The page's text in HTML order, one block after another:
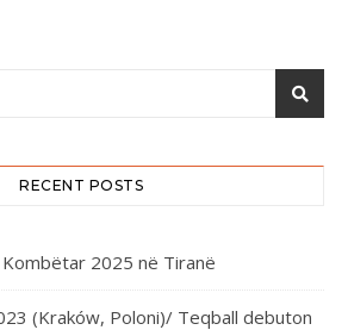
RECENT POSTS
2025 në Tiranë
(Kraków, Poloni)/ Teqball debuton